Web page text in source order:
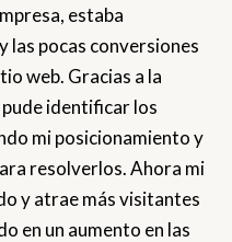
estaba
las pocas conversiones
web. Gracias a la
identificar los
mi posicionamiento y
resolverlos. Ahora mi
y atrae más visitantes
en un aumento en las